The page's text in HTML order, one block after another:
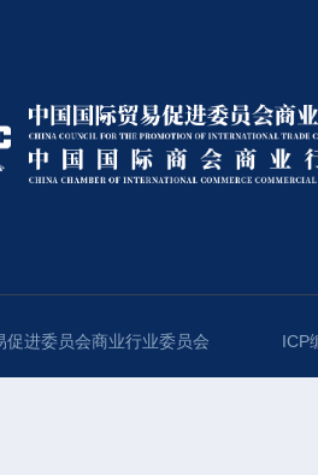
促进委员会商业行业委员会 ICP